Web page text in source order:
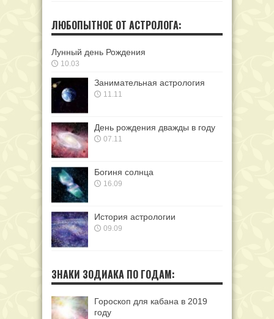
ЛЮБОПЫТНОЕ ОТ АСТРОЛОГА:
Лунный день Рождения
10.03
Занимательная астрология
11.11
День рождения дважды в году
07.11
Богиня солнца
16.09
История астрологии
09.09
ЗНАКИ ЗОДИАКА ПО ГОДАМ:
Гороскоп для кабана в 2019
году